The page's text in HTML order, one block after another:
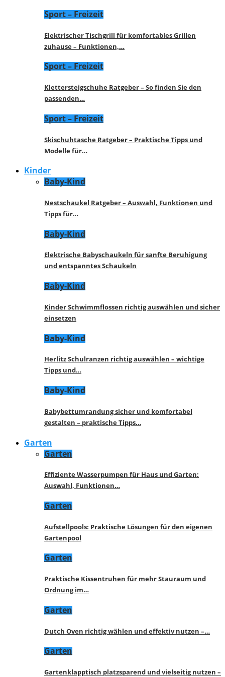
Sport – Freizeit
Elektrischer Tischgrill für komfortables Grillen
zuhause – Funktionen,…
Sport – Freizeit
Klettersteigschuhe Ratgeber – So finden Sie den
passenden…
Sport – Freizeit
Skischuhtasche Ratgeber – Praktische Tipps und
Modelle für…
Kinder
Baby-Kind
Nestschaukel Ratgeber – Auswahl, Funktionen und
Tipps für…
Baby-Kind
Elektrische Babyschaukeln für sanfte Beruhigung
und entspanntes Schaukeln
Baby-Kind
Kinder Schwimmflossen richtig auswählen und sicher
einsetzen
Baby-Kind
Herlitz Schulranzen richtig auswählen – wichtige
Tipps und…
Baby-Kind
Babybettumrandung sicher und komfortabel
gestalten – praktische Tipps…
Garten
Garten
Effiziente Wasserpumpen für Haus und Garten:
Auswahl, Funktionen…
Garten
Aufstellpools: Praktische Lösungen für den eigenen
Gartenpool
Garten
Praktische Kissentruhen für mehr Stauraum und
Ordnung im…
Garten
Dutch Oven richtig wählen und effektiv nutzen –…
Garten
Gartenklapptisch platzsparend und vielseitig nutzen –